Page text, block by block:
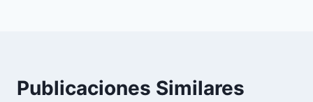
Publicaciones Similares